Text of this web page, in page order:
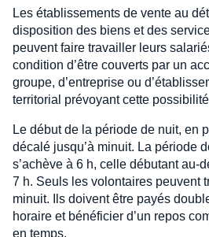
Les établissements de vente au
disposition des biens et des
peuvent faire travailler leurs
condition d’être couverts par un
groupe, d’entreprise ou
territorial prévoyant cette
Le début de la période de nuit, en
décalé jusqu’à minuit. La période
s’achève à 6 h, celle débutant au-
7 h. Seuls les volontaires peuvent
minuit. Ils doivent être payés
horaire et bénéficier d’un repos
en temps.